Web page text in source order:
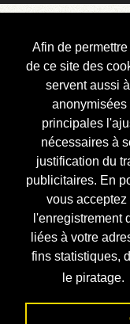
Afin de
de ce site des
servent aussi
anonymisées
principales
nécessaires à
justification du
publicitaires. En
vous
l'enregistrement
liées à votre
fins statistiques,
le piratage.
Courbis,
Blog
Bienvenue
Réalisations
Divers (et d’été)
Annonces
Liens externes
Téléchargement
Contact